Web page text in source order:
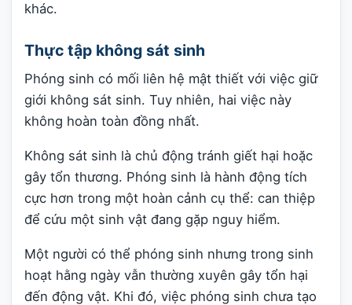
khác.
Thực tập không sát sinh
Phóng sinh có mối liên hệ mật thiết với việc giữ
giới không sát sinh. Tuy nhiên, hai việc này
không hoàn toàn đồng nhất.
Không sát sinh là chủ động tránh giết hại hoặc
gây tổn thương. Phóng sinh là hành động tích
cực hơn trong một hoàn cảnh cụ thể: can thiệp
để cứu một sinh vật đang gặp nguy hiểm.
Một người có thể phóng sinh nhưng trong sinh
hoạt hằng ngày vẫn thường xuyên gây tổn hại
đến động vật. Khi đó, việc phóng sinh chưa tạo